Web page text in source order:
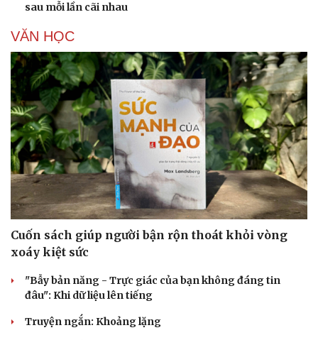
sau mỗi lần cãi nhau
VĂN HỌC
Cuốn sách giúp người bận rộn thoát khỏi vòng
xoáy kiệt sức
"Bẫy bản năng - Trực giác của bạn không đáng tin
đâu": Khi dữ liệu lên tiếng
Truyện ngắn: Khoảng lặng